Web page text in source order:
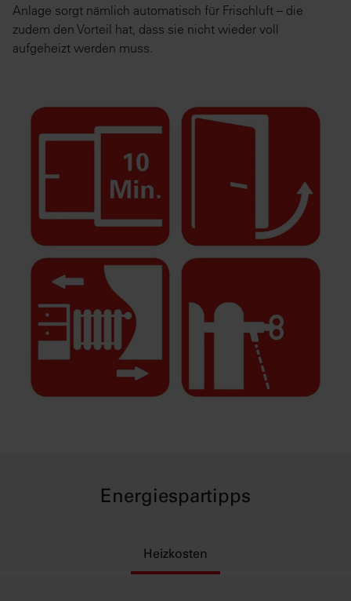
Anlage sorgt nämlich automatisch für Frischluft – die
zudem den Vorteil hat, dass sie nicht wieder voll
aufgeheizt werden muss.
Energiespartipps
Heizkosten